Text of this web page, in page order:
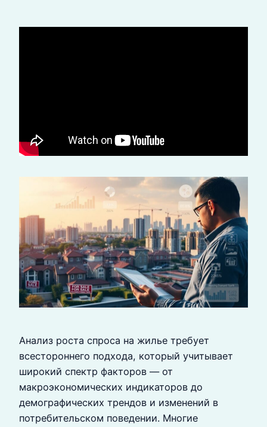
Анализ роста спроса на жилье требует
всестороннего подхода, который учитывает
широкий спектр факторов — от
макроэкономических индикаторов до
демографических трендов и изменений в
потребительском поведении. Многие